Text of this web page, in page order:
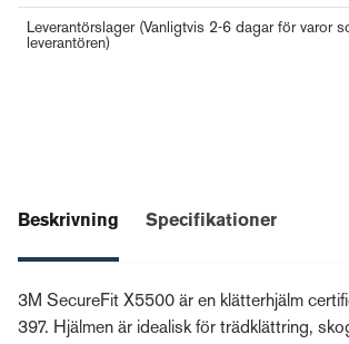
Leverantörslager (Vanligtvis 2-6 dagar för varor
leverantören)
Beskrivning Specifikationer
3M SecureFit X5500 är en klätterhjälm
397. Hjälmen är idealisk för trädklättring,